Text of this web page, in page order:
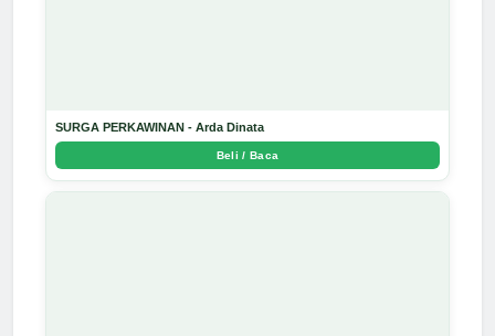
SURGA PERKAWINAN - Arda Dinata
Beli / Baca